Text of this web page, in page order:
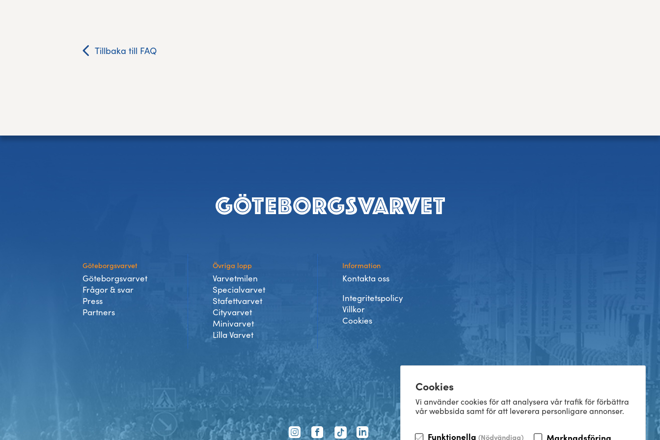
Cookies
Vi använder cookies för att analysera vår trafik för förbättra
vår webbsida samt för att leverera personligare annonser.
Funktionella (Nödvändiga) Marknadsföring
Tillbaka till FAQ
Göteborgsvarvet
Göteborgsvarvet
Frågor & svar
Press
Partners
Övriga lopp
Varvetmilen
Specialvarvet
Stafettvarvet
Cityvarvet
Minivarvet
Lilla Varvet
Information
Kontakta oss
Integritetspolicy
Villkor
Cookies
TikTok